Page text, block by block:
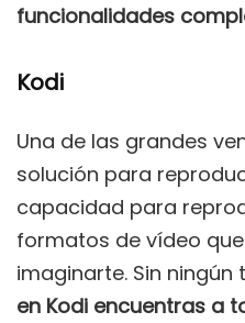
funcionalidades
Kodi
Una de las grandes
solución para
capacidad para
formatos de vídeo
imaginarte. Sin
en Kodi encuentras a